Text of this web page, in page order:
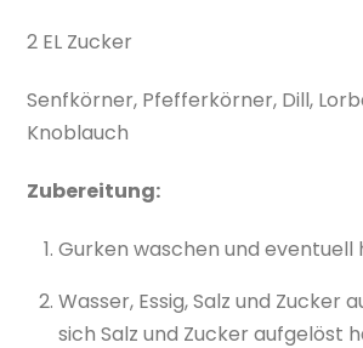
2 EL Zucker
Senfkörner, Pfefferkörner, Dill,
Knoblauch
Zubereitung:
Gurken waschen und eventuell
Wasser, Essig, Salz und Zucker
sich Salz und Zucker aufgelöst